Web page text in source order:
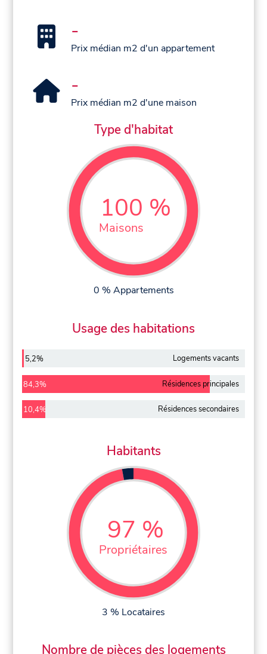
-
Prix médian m2 d'un appartement
-
Prix médian m2 d'une maison
Type d'habitat
100 %
Maisons
0 % Appartements
Usage des habitations
5,2% Logements vacants
84,3% Résidences principales
10,4% Résidences secondaires
Habitants
97 %
Propriétaires
3 % Locataires
Nombre de pièces des logements